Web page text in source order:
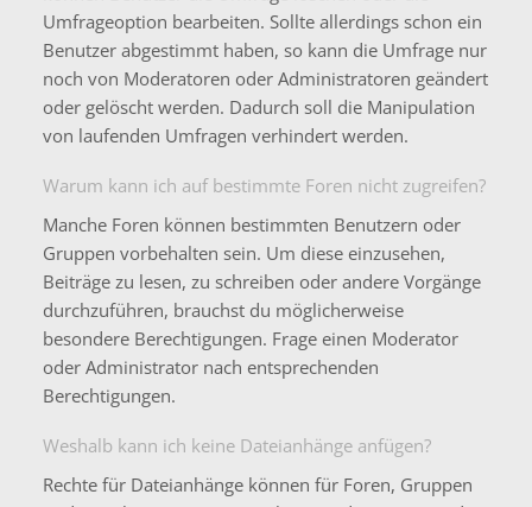
Umfrageoption bearbeiten. Sollte allerdings schon ein
Benutzer abgestimmt haben, so kann die Umfrage nur
noch von Moderatoren oder Administratoren geändert
oder gelöscht werden. Dadurch soll die Manipulation
von laufenden Umfragen verhindert werden.
Warum kann ich auf bestimmte Foren nicht zugreifen?
Manche Foren können bestimmten Benutzern oder
Gruppen vorbehalten sein. Um diese einzusehen,
Beiträge zu lesen, zu schreiben oder andere Vorgänge
durchzuführen, brauchst du möglicherweise
besondere Berechtigungen. Frage einen Moderator
oder Administrator nach entsprechenden
Berechtigungen.
Weshalb kann ich keine Dateianhänge anfügen?
Rechte für Dateianhänge können für Foren, Gruppen